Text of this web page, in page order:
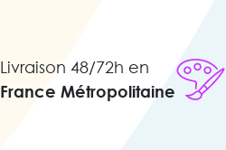
Livraison 48/72h en
France Métropolitaine